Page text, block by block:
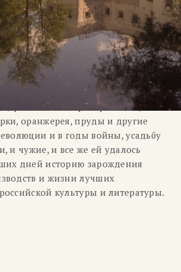
А. С. Пушкин, а в 1812 году после
сражения в усадьбе находилась
Кутузова. Главная особенность этой
в том, что она была сформирована
промышленным комплексом, где с
полотняной и бумажной
сочетался дворцеподобный
Спаса Преображения,
оранжерея, пруды и другие
и в годы войны, усадьбу
и чужие, и все же ей удалось
дней историю зарождения
и жизни лучших
культуры и литературы.